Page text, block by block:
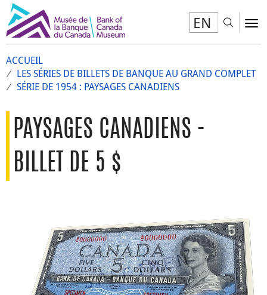
EN
ACCUEIL
LES SÉRIES DE BILLETS DE BANQUE AU GRAND COMPLET
SÉRIE DE 1954 : PAYSAGES CANADIENS
PAYSAGES CANADIENS -
BILLET DE 5 $